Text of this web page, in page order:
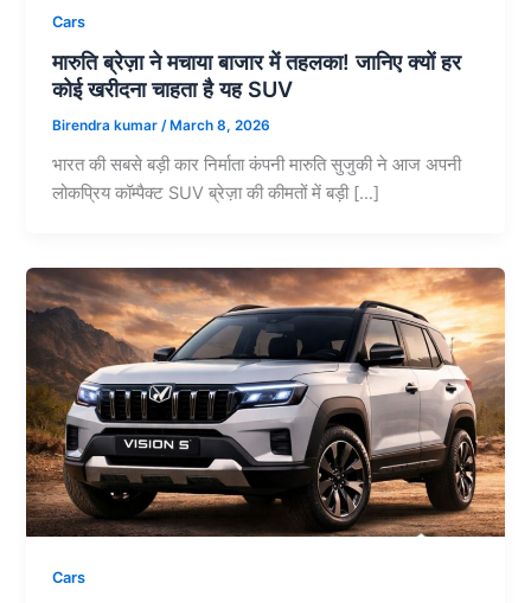
Cars
मारुति ब्रेज़ा ने मचाया बाजार में तहलका! जानिए क्यों हर
कोई खरीदना चाहता है यह SUV
Birendra kumar/ March 8, 2026
भारत की सबसे बड़ी कार निर्माता कंपनी मारुति सुजुकी ने आज अपनी
लोकप्रिय कॉम्पैक्ट SUV ब्रेज़ा की कीमतों में बड़ी […]
Cars